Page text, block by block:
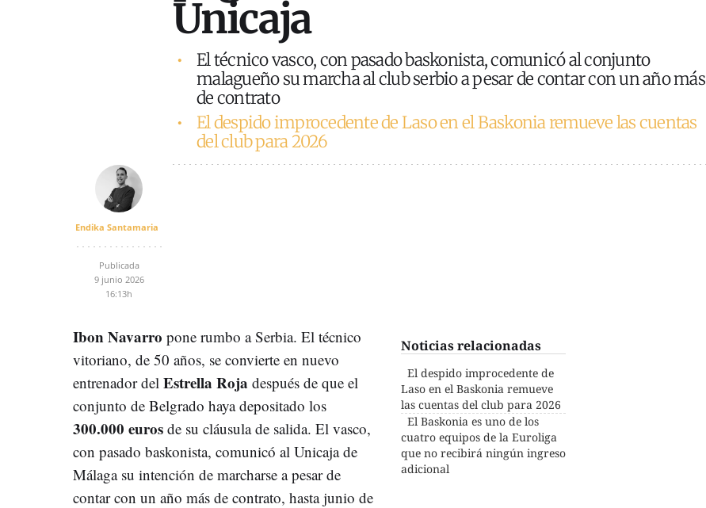
Unicaja
El técnico vasco, con pasado baskonista, comunicó al conjunto
malagueño su marcha al club serbio a pesar de contar con un año más
de contrato
El despido improcedente de Laso en el Baskonia remueve las cuentas
del club para 2026
Endika Santamaria
Publicada
9 junio 2026
16:13h
Noticias relacionadas
El despido improcedente de
Laso en el Baskonia remueve
las cuentas del club para 2026
El Baskonia es uno de los
cuatro equipos de la Euroliga
que no recibirá ningún ingreso
adicional
Ibon Navarro pone rumbo a Serbia. El técnico
vitoriano, de 50 años, se convierte en nuevo
entrenador del Estrella Roja después de que el
conjunto de Belgrado haya depositado los
300.000 euros de su cláusula de salida. El vasco,
con pasado baskonista, comunicó al Unicaja de
Málaga su intención de marcharse a pesar de
contar con un año más de contrato, hasta junio de